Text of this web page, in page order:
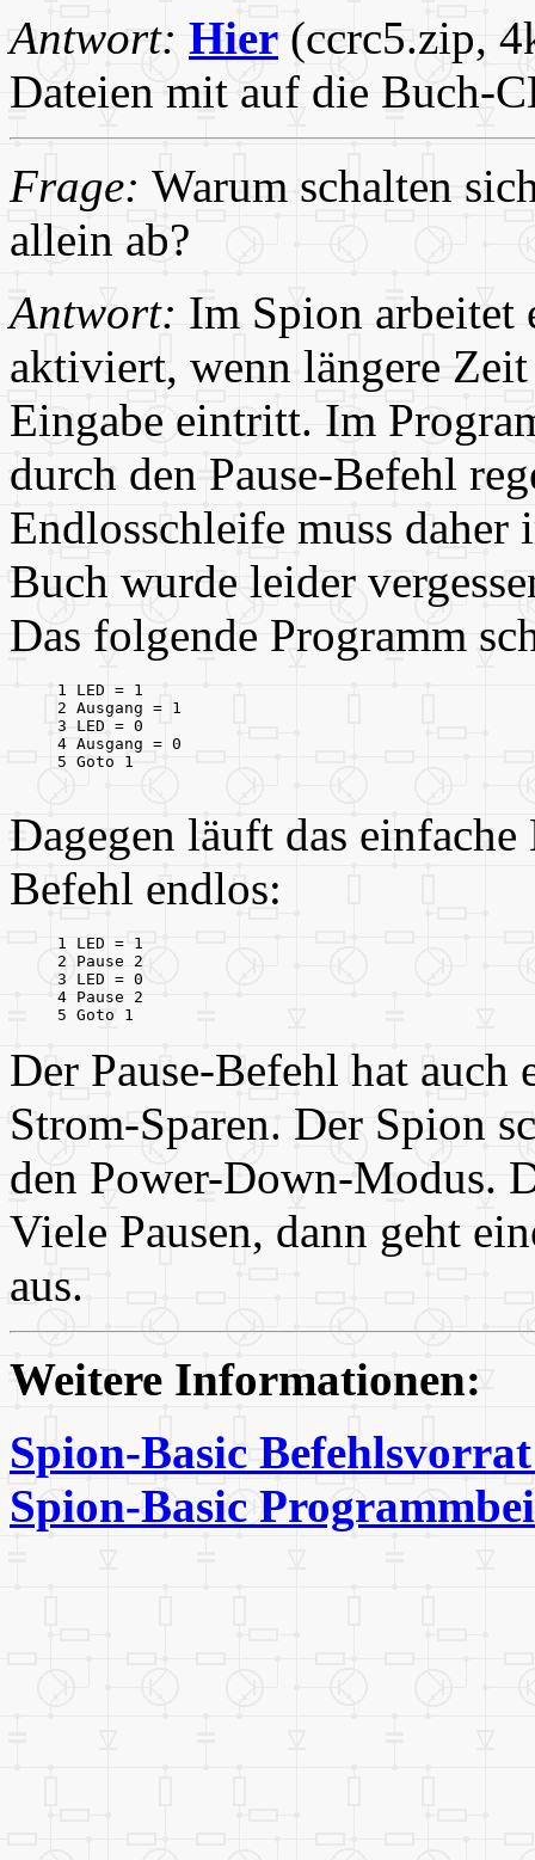
Antwort: Hier (ccrc5.zip,
Dateien mit auf die Buch-
Frage: Warum schalten
allein ab?
Antwort: Im Spion arbeitet
aktiviert, wenn längere
Eingabe eintritt. Im
durch den Pause-Befehl
Endlosschleife muss
Buch wurde leider
Das folgende Programm
1 LED = 1
2 Ausgang = 1
3 LED = 0
4 Ausgang = 0
5 Goto 1
Dagegen läuft das
Befehl endlos:
1 LED = 1
2 Pause 2
3 LED = 0
4 Pause 2
5 Goto 1
Der Pause-Befehl hat
Strom-Sparen. Der Spion
den Power-Down-Modus.
Viele Pausen, dann geht
aus.
Weitere Informationen:
Spion-Basic
Spion-Basic